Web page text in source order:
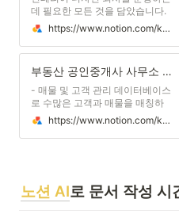
회, 회고를 통해 한 달 동안의 나의
은 방향으로 나아가기 위해 계획할
수 있어요.
데 필요한 모든 것을 담았습니다.
품의, 업체관리 등을 포함한 내부
운영 시스템부터 인테리어 현장 및
공정관리까지 하나의 템플릿으로
https://www.notion.com/ko/templates/interior-design-studio-kr?cr=cre%253Anotionkim
부동산 공인중개사 사무소 운영
- 매물 및 고객 관리 데이터베이스
로 수많은 고객과 매물을 매칭하
고, 핵심 정보를 체계적으로 관리
해 보세요. - 일정 관리 템플릿으로
팀 회의와 고객 미팅을 체계적으로
사무소 홍보 웹사이트 페이지를 만
들어 보세요
https://www.notion.com/ko/templates/real-estate-agency-korea
노션 AI로 문서 작성 시